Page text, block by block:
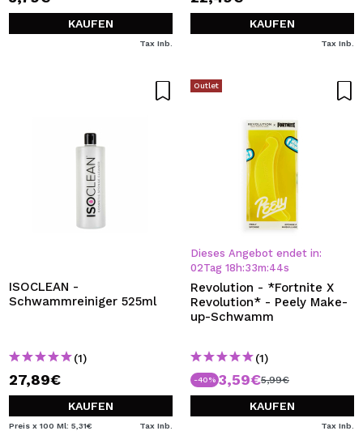
KAUFEN
Tax Inb.
KAUFEN
Tax Inb.
ISOCLEAN -
Schwammreiniger 525ml
(1)
27,89€
KAUFEN
Preis x 100 Ml: 5,31€ Tax Inb.
Outlet
Dieses Angebot endet in:
02Tag 18 h:33m:44s
Revolution - *Fortnite X
Revolution* - Peely Make-
up-Schwamm
(1)
-40% 3,59€5,99€
KAUFEN
Tax Inb.